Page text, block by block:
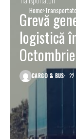
Home
Grevă
logistică
Octombrie
CARGO & BUS 22